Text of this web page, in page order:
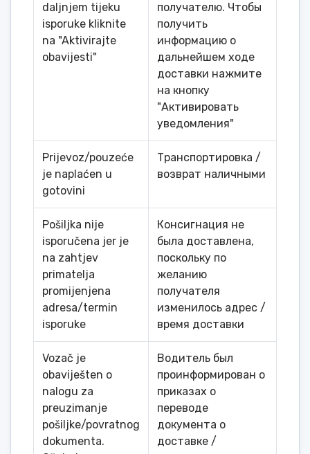
daljnjem tijeku
isporuke kliknite
na "Aktivirajte
obavijesti"
получателю. Чтобы
получить
информацию о
дальнейшем ходе
доставки нажмите
на кнопку
"Активировать
уведомления"
Prijevoz/pouzeće
je naplaćen u
gotovini
Транспортировка /
возврат наличными
Pošiljka nije
isporučena jer je
na zahtjev
primatelja
promijenjena
adresa/termin
isporuke
Консигнация не
была доставлена,
поскольку по
желанию
получателя
изменилось адрес /
время доставки
Vozač je
obaviješten o
nalogu za
preuzimanje
pošiljke/povratnog
dokumenta.
Водитель был
проинформирован о
приказах о
переводе
документа о
доставке /